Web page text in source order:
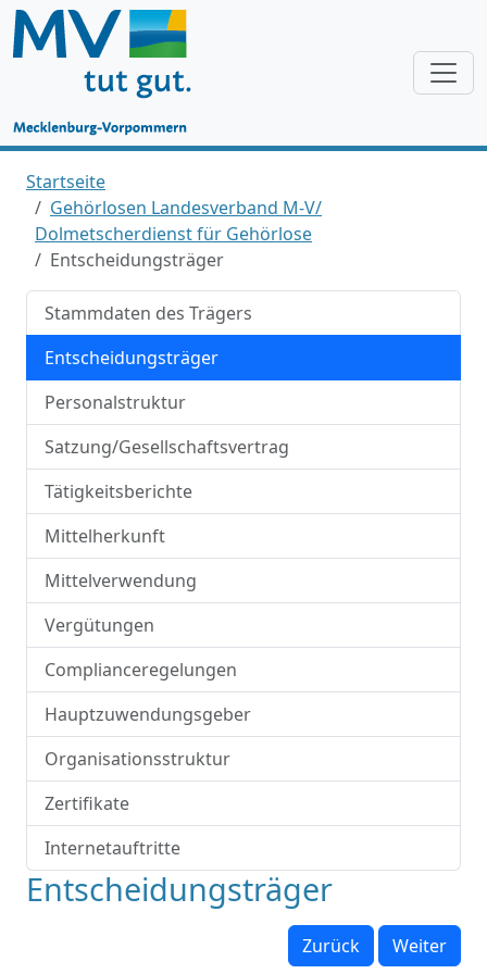
Startseite
Gehörlosen Landesverband M-V/
Dolmetscherdienst für Gehörlose
Entscheidungsträger
Stammdaten des Trägers
Entscheidungsträger
Personalstruktur
Satzung/Gesellschaftsvertrag
Tätigkeitsberichte
Mittelherkunft
Mittelverwendung
Vergütungen
Complianceregelungen
Hauptzuwendungsgeber
Organisationsstruktur
Zertifikate
Internetauftritte
Entscheidungsträger
Zurück Weiter